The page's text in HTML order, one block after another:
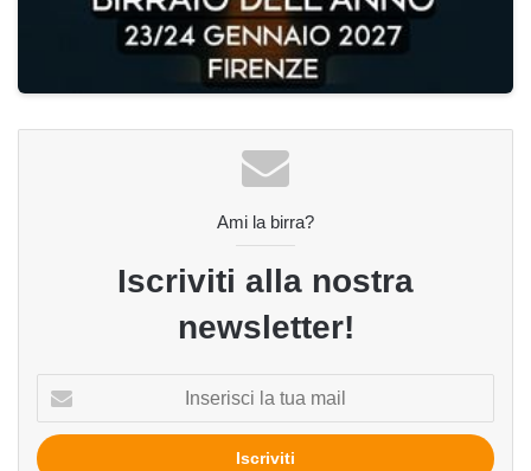
Ami la birra?
Iscriviti alla nostra
newsletter!
tua
mail